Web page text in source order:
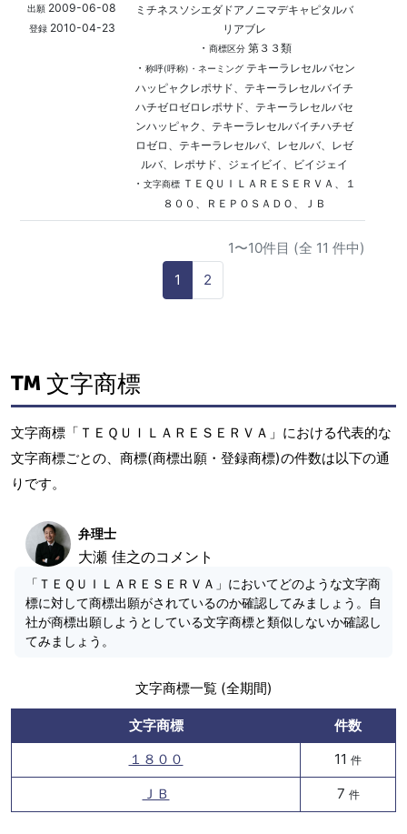
出願 2009-06-08
登録2010-04-23
ミチネスソシエダドアノニマデキャピタルバ
リアブレ
・ 商標区分第３３類
・ 称呼(呼称)・ネーミングテキーラレセルバセン
ハッピャクレポサド、テキーラレセルバイチ
ハチゼロゼロレポサド、テキーラレセルバセ
ンハッピャク、テキーラレセルバイチハチゼ
ロゼロ、テキーラレセルバ、レセルバ、レゼ
ルバ、レポサド、ジェイビイ、ビイジェイ
・ 文字商標 ＴＥＱＵＩＬＡＲＥＳＥＲＶＡ、１
８００、ＲＥＰＯＳＡＤＯ、ＪＢ
1〜10件目 (全 11 件中)
1
2
文字商標
文字商標「ＴＥＱＵＩＬＡＲＥＳＥＲＶＡ」における代表的な
文字商標ごとの、商標(商標出願・登録商標)の件数は以下の通
りです。
弁理士
大瀬 佳之のコメント
「ＴＥＱＵＩＬＡＲＥＳＥＲＶＡ」においてどのような文字商
標に対して商標出願がされているのか確認してみましょう。自
社が商標出願しようとしている文字商標と類似しないか確認し
てみましょう。
文字商標一覧 (全期間)
文字商標
件数
１８００
11 件
ＪＢ 7 件